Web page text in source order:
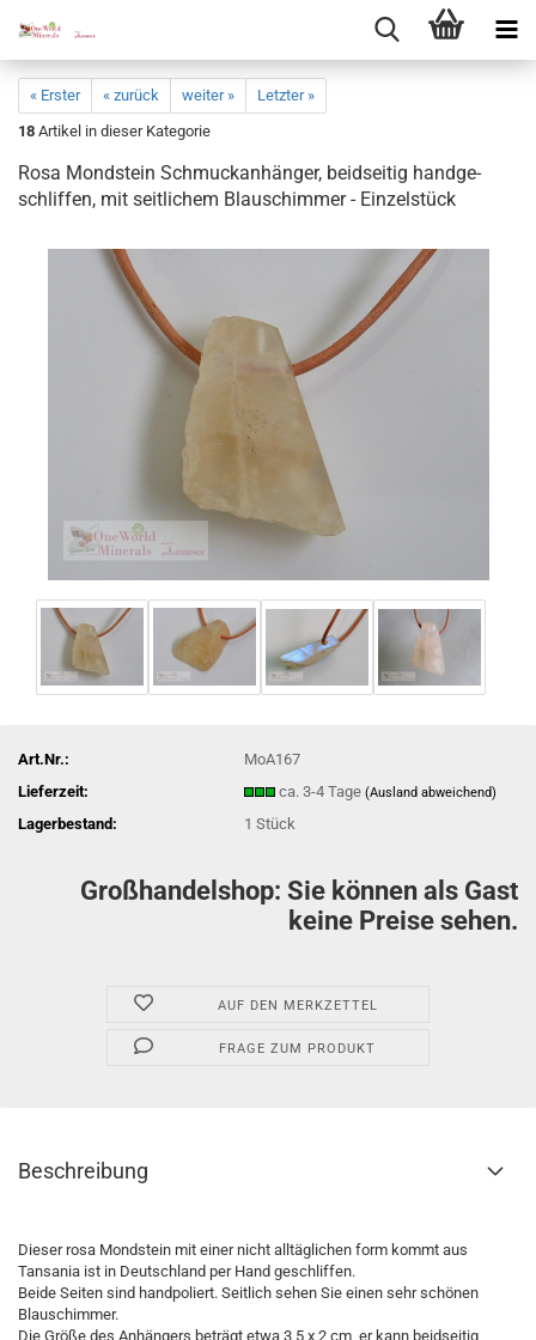
« Erster « zurück weiter »
Letzter »
18 Artikel in dieser Kategorie
Rosa Mond­stein Schmuck­an­hän­ger, beid­sei­tig hand­ge­
schlif­fen, mit seit­li­chem Blau­schim­mer - Ein­zel­stück
Art.Nr.:
MoA167
Lieferzeit:
ca. 3-4 Tage(Ausland abweichend)
Lagerbestand: 1Stück
Großhandelshop: Sie können als Gast
keine Preise sehen.
AUF DEN MERKZETTEL
FRAGE ZUM PRODUKT
Beschreibung
Dieser rosa Mondstein mit einer nicht alltäglichen form kommt aus
Tansania ist in Deutschland per Hand geschliffen.
Beide Seiten sind handpoliert. Seitlich sehen Sie einen sehr schönen
Blauschimmer.
Die Größe des Anhängers beträgt etwa 3,5 x 2 cm, er kann beidseitig